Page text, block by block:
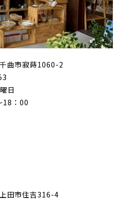
曲市寂蒔1060-2
日
18：00
田市住吉316-4